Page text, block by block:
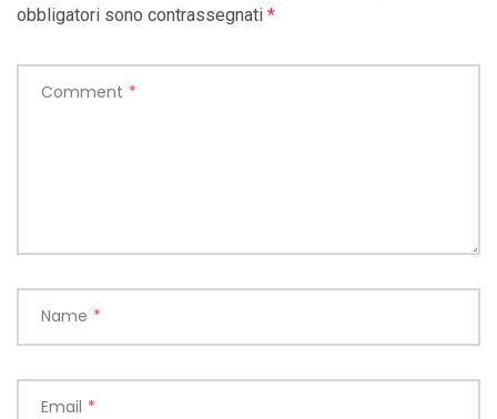
obbligatori sono contrassegnati *
Comment *
Name *
Email *